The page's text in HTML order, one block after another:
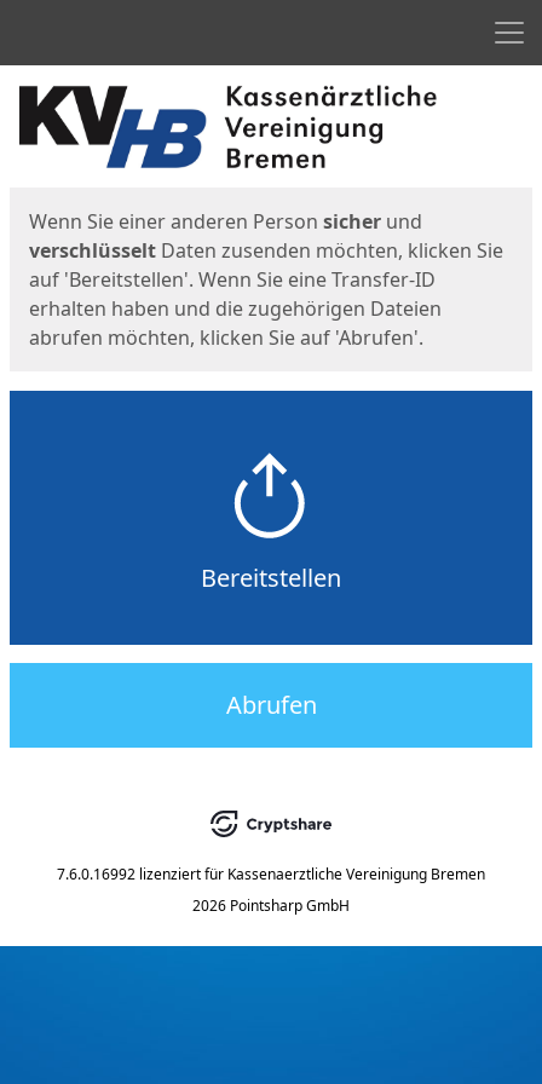
Start
Wenn Sie einer anderen Person sicher und
verschlüsselt Daten zusenden möchten, klicken Sie
auf 'Bereitstellen'. Wenn Sie eine Transfer-ID
erhalten haben und die zugehörigen Dateien
abrufen möchten, klicken Sie auf 'Abrufen'.
Bereitstellen
Abrufen
7.6.0.16992 lizenziert für Kassenaerztliche Vereinigung Bremen
2026 Pointsharp GmbH